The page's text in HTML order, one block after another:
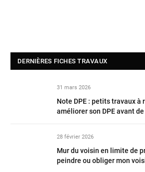
DERNIÈRES FICHES TRAVAUX
31 mars 2026
Note DPE : petits travaux à
améliorer son DPE avant
28 février 2026
Mur du voisin en limite de
peindre ou obliger mon